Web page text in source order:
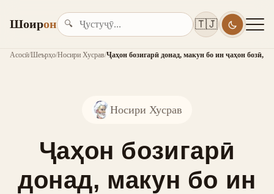
Шоирон 🔍 🇹🇯
Асосӣ/Шеърҳо/Носири Хусрав/Ҷаҳон бозигарӣ донад, макун бо ин ҷаҳон бозӣ,
Носири Хусрав
Ҷаҳон бозигарӣ
донад, макун бо ин